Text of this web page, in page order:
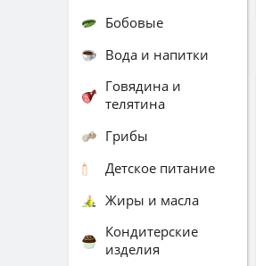
Бобовые
Вода и напитки
Говядина и
телятина
Грибы
Детское питание
Жиры и масла
Кондитерские
изделия